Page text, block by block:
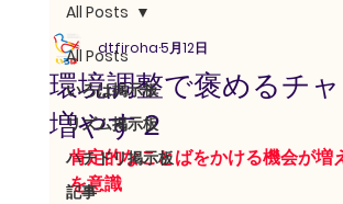
All Posts
いろは掲示板
リズム掲示板
ハチドリ掲示板
記事
All Posts
環境調整で褒めるチ
増やす２
dtfiroha5月12日
肯定的なことばをかける機会が増
を意識